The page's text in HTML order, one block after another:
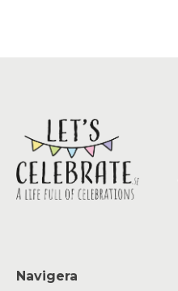
Navigera